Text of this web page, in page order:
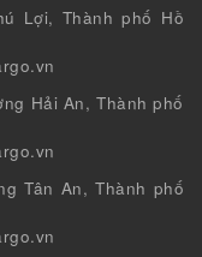
Lợi, Thành phố Hồ
Hải An, Thành phố
Tân An, Thành phố